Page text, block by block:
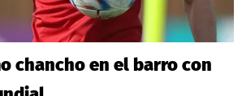
chancho en el barro con